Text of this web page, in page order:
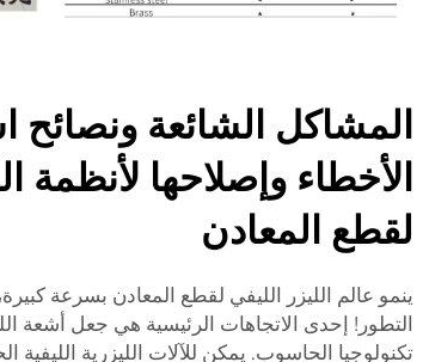
المشاكل الشائعة
الأخطاء وإصلاحها لأنظمة
لقطع المعادن
التطور! إحدى الاتجاهات الرئيسية هي جعل أشعة
تكنولوجيا الحاسوب. يمكن للآلات الليزرية الليفية